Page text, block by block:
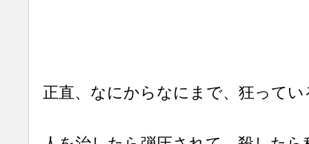
正直、なにからなにまで、狂ってい